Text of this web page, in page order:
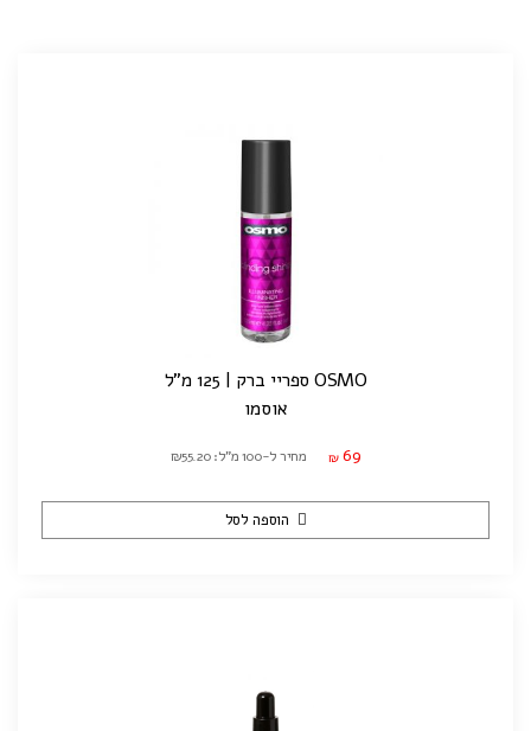
OSMO ספריי ברק | 125 מ"ל
אוסמו
₪ 69 מחיר ל-100 מ"ל: ₪55.20
הוספה לסל